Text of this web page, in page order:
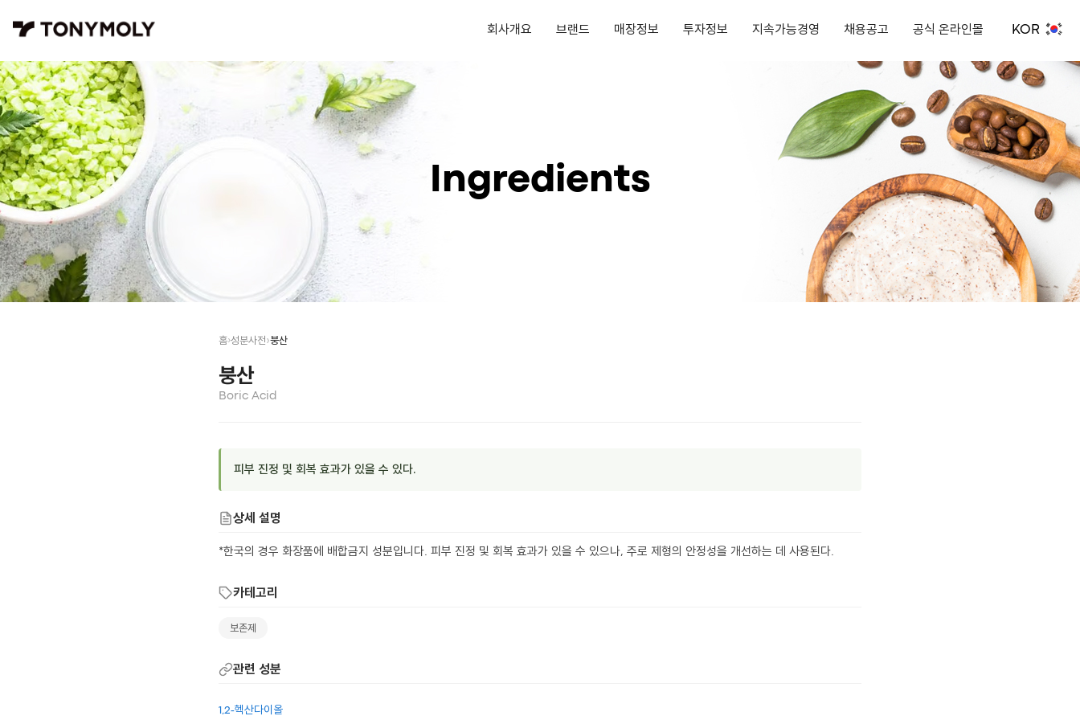
회사개요 브랜드 매장정보 투자정보 지속가능경영 채용공고 공식 온라인몰 KOR
Ingredients
홈 성분사전 붕산
붕산
Boric Acid
피부 진정 및 회복 효과가 있을 수 있다.
상세 설명
*한국의 경우 화장품에 배합금지 성분입니다. 피부 진정 및 회복 효과가 있을 수 있으나, 주로 제형의 안정성을 개선하는 데 사용된다.
카테고리
보존제
관련 성분
1,2-헥산다이올